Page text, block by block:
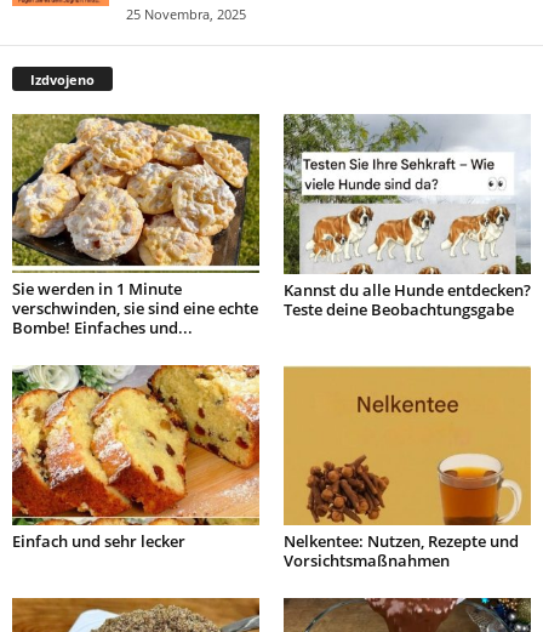
25 Novembra, 2025
Izdvojeno
Sie werden in 1 Minute
verschwinden, sie sind eine echte
Bombe! Einfaches und...
Kannst du alle Hunde entdecken?
Teste deine Beobachtungsgabe
Einfach und sehr lecker
Nelkentee: Nutzen, Rezepte und
Vorsichtsmaßnahmen